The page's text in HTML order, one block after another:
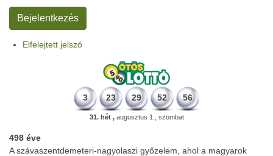
Elfelejtett jelszó
3 23 29 52 56
31. hét ,augusztus 1., szombat
498 éve
A szávaszentdemeteri-nagyolaszi győzelem, ahol a magyarok